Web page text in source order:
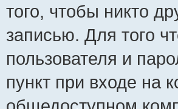
того, чтобы никто
записью. Для того
пользователя и
пункт при входе на